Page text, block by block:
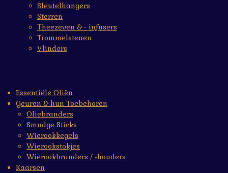
Sleutelhangers
Sterren
Theezeven & - infusers
Trommelstenen
Vlinders
Essentiële Oliën
Geuren & hun Toebehoren
Oliebranders
Smudge Sticks
Wierookkegels
Wierookstokjes
Wierookbranders / -houders
Kaarsen